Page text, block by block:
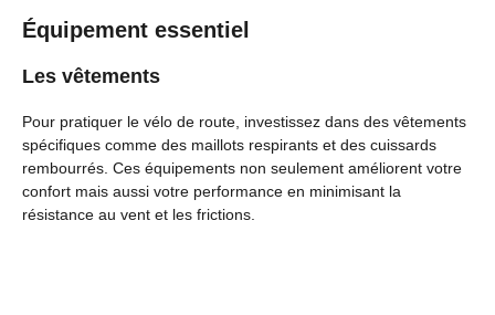
Équipement essentiel
Les vêtements
Pour pratiquer le vélo de route, investissez dans des vêtements
spécifiques comme des maillots respirants et des cuissards
rembourrés. Ces équipements non seulement améliorent votre
confort mais aussi votre performance en minimisant la
résistance au vent et les frictions.